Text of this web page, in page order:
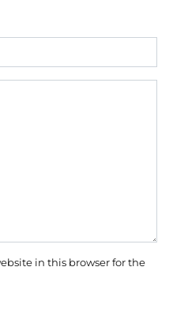
in this browser for the